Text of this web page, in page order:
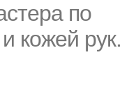
по
кожей рук.